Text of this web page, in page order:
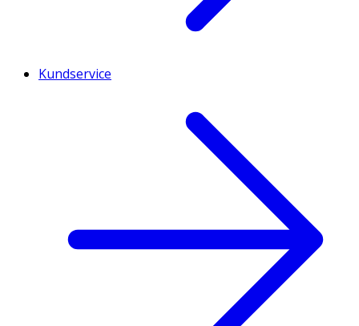
Kundservice